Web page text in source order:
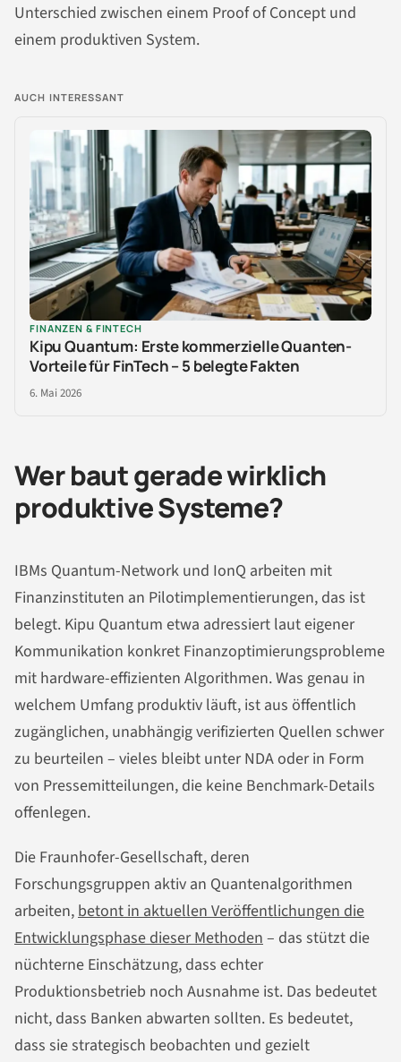
Unterschied zwischen einem Proof of Concept und
einem produktiven System.
AUCH INTERESSANT
FINANZEN & FINTECH
Kipu Quantum: Erste kommerzielle Quanten-
Vorteile für FinTech – 5 belegte Fakten
6. Mai 2026
Wer baut gerade wirklich
produktive Systeme?
IBMs Quantum-Network und IonQ arbeiten mit
Finanzinstituten an Pilotimplementierungen, das ist
belegt. Kipu Quantum etwa adressiert laut eigener
Kommunikation konkret Finanzoptimierungsprobleme
mit hardware-effizienten Algorithmen. Was genau in
welchem Umfang produktiv läuft, ist aus öffentlich
zugänglichen, unabhängig verifizierten Quellen schwer
zu beurteilen – vieles bleibt unter NDA oder in Form
von Pressemitteilungen, die keine Benchmark-Details
offenlegen.
Die Fraunhofer-Gesellschaft, deren
Forschungsgruppen aktiv an Quantenalgorithmen
arbeiten, betont in aktuellen Veröffentlichungen die
Entwicklungsphase dieser Methoden – das stützt die
nüchterne Einschätzung, dass echter
Produktionsbetrieb noch Ausnahme ist. Das bedeutet
nicht, dass Banken abwarten sollten. Es bedeutet,
dass sie strategisch beobachten und gezielt